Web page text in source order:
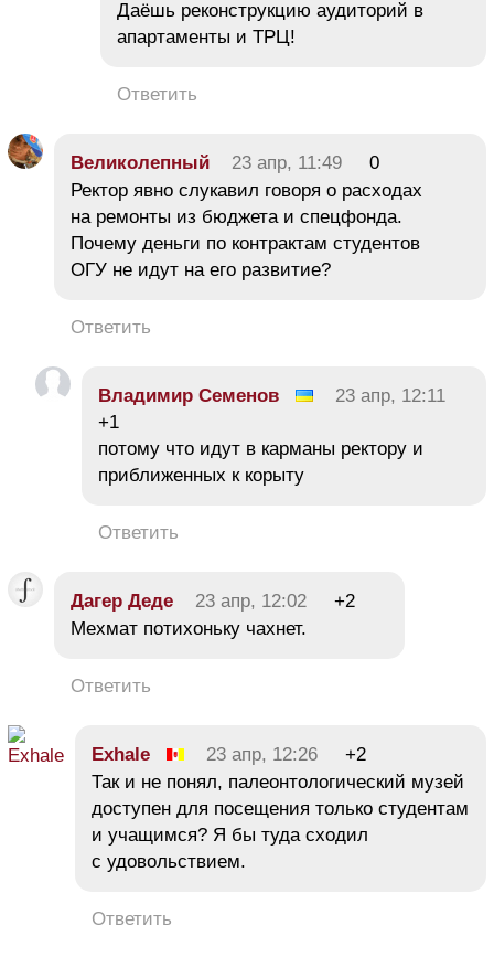
Даёшь реконструкцию аудиторий в
апартаменты и ТРЦ!
Ответить
Великолепный 23 апр, 11:49
0
Ректор явно слукавил говоря о расходах
на ремонты из бюджета и спецфонда.
Почему деньги по контрактам студентов
ОГУ не идут на его развитие?
Ответить
Владимир Семенов
23 апр, 12:11
+1
потому что идут в карманы ректору и
приближенных к корыту
Ответить
Дагер Деде 23 апр, 12:02
+2
Мехмат потихоньку чахнет.
Ответить
Exhale 23 апр, 12:26
+2
Так и не понял, палеонтологический музей
доступен для посещения только студентам
и учащимся? Я бы туда сходил
с удовольствием.
Ответить